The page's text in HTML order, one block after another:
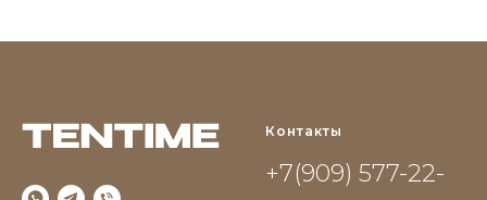
Контакты
+7(909) 577-22-